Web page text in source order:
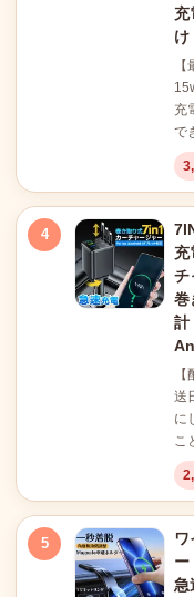
け
充
で
4
充
チ
巻
計
送
に
こ
5
ワ
ー
急